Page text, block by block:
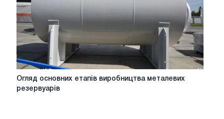
Огляд
Огляд основних етапів виробництва металевих
резервуарів